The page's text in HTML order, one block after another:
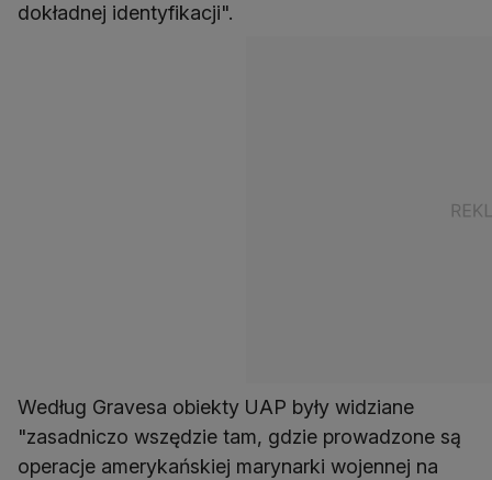
dokładnej identyfikacji".
Według Gravesa obiekty UAP były widziane
"zasadniczo wszędzie tam, gdzie prowadzone są
operacje amerykańskiej marynarki wojennej na